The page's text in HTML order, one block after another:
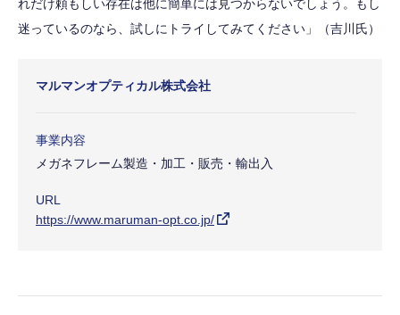
れだけ頼もしい存在は他に簡単には見つからないでしょう。もし
迷っているのなら、試しにトライしてみてください」（吉川氏）
マルマンオプティカル株式会社
事業内容
メガネフレーム製造・加工・販売・輸出入
URL
https://www.maruman-opt.co.jp/